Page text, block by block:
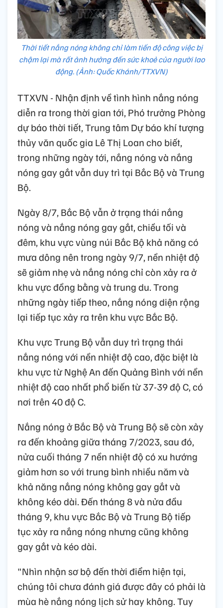
Thời tiết nắng nóng không chỉ làm tiến độ công việc bị
chậm lại mà rất ảnh hưởng đến sức khoẻ của người lao
động. (Ảnh: Quốc Khánh/TTXVN)
TTXVN - Nhận định về tình hình nắng nóng
diễn ra trong thời gian tới, Phó trưởng Phòng
dự báo thời tiết, Trung tâm Dự báo khí tượng
thủy văn quốc gia Lê Thị Loan cho biết,
trong những ngày tới, nắng nóng và nắng
nóng gay gắt vẫn duy trì tại Bắc Bộ và Trung
Bộ.
Ngày 8/7, Bắc Bộ vẫn ở trạng thái nắng
nóng và nắng nóng gay gắt, chiều tối và
đêm, khu vực vùng núi Bắc Bộ khả năng có
mưa dông nên trong ngày 9/7, nền nhiệt độ
sẽ giảm nhẹ và nắng nóng chỉ còn xảy ra ở
khu vực đồng bằng và trung du. Trong
những ngày tiếp theo, nắng nóng diện rộng
lại tiếp tục xảy ra trên khu vực Bắc Bộ.
Khu vực Trung Bộ vẫn duy trì trạng thái
nắng nóng với nền nhiệt độ cao, đặc biệt là
khu vực từ Nghệ An đến Quảng Bình với nền
nhiệt độ cao nhất phổ biến từ 37-39 độ C, có
nơi trên 40 độ C.
Nắng nóng ở Bắc Bộ và Trung Bộ sẽ còn xảy
ra đến khoảng giữa tháng 7/2023, sau đó,
nửa cuối tháng 7 nền nhiệt độ có xu hướng
giảm hơn so với trung bình nhiều năm và
khả năng nắng nóng không gay gắt và
không kéo dài. Đến tháng 8 và nửa đầu
tháng 9, khu vực Bắc Bộ và Trung Bộ tiếp
tục xảy ra nắng nóng nhưng cũng không
gay gắt và kéo dài.
"Nhìn nhận sơ bộ đến thời điểm hiện tại,
chúng tôi chưa đánh giá được đây có phải là
mùa hè nắng nóng lịch sử hay không. Tuy